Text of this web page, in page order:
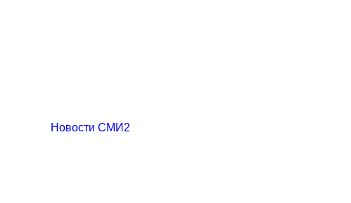
Новости СМИ2